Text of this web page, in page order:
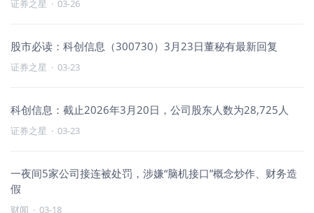
证券之星 · 03-26
股市必读：科创信息（300730）3月23日董秘有最新回复
证券之星 · 03-23
科创信息：截止2026年3月20日，公司股东人数为28,725人
证券之星 · 03-23
一夜间5家公司接连被处罚，涉嫌“脑机接口”概念炒作、财务造
假
财闻 · 03-18